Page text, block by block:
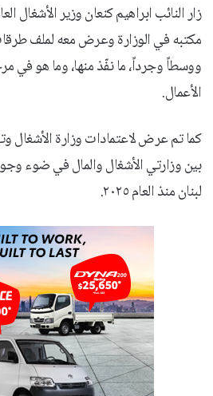
زار النائب ابراهيم كنعان وزير الأشغال
مكتبه في الوزارة وعرض معه لملف
ووسطاً وجرداً، ما نفّذ منها، وما هو في
الأعمال.
كما تم عرض لاعتمادات وزارة الأشغال
لبنان منذ العام ٢٠٢٥.